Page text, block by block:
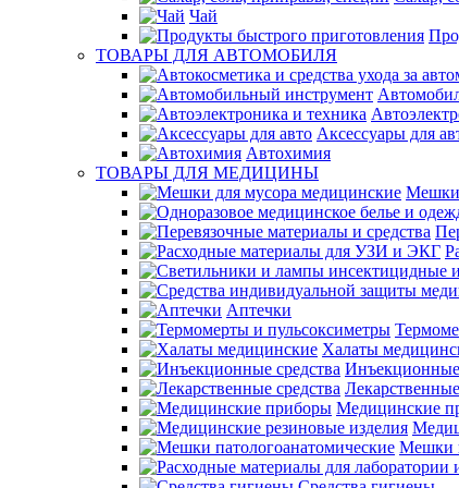
Чай
ТОВАРЫ ДЛЯ АВТОМОБИЛЯ
Аксессуары для
Автохимия
ТОВАРЫ ДЛЯ МЕДИЦИНЫ
Мешки
Аптечки
Халаты
Инъекционные
Медицинские
Мешки